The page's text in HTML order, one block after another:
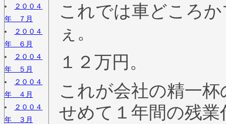
２００４
年 ７月
２００４
年 ６月
２００４
年 ５月
２００４
年 ４月
２００４
年 ３月
これでは車どころ
ぇ。
１２万円。
これが会社の精一
せめて１年間の残